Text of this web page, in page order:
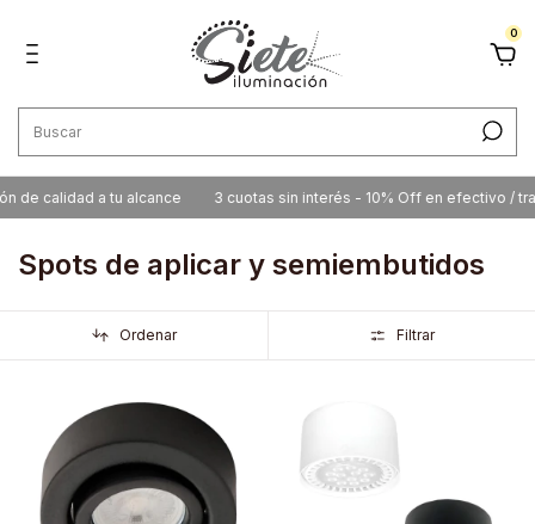
0
a tu alcance 3 cuotas sin interés - 10% Off en efectivo /
Spots de aplicar y semiembutidos
Ordenar Filtrar